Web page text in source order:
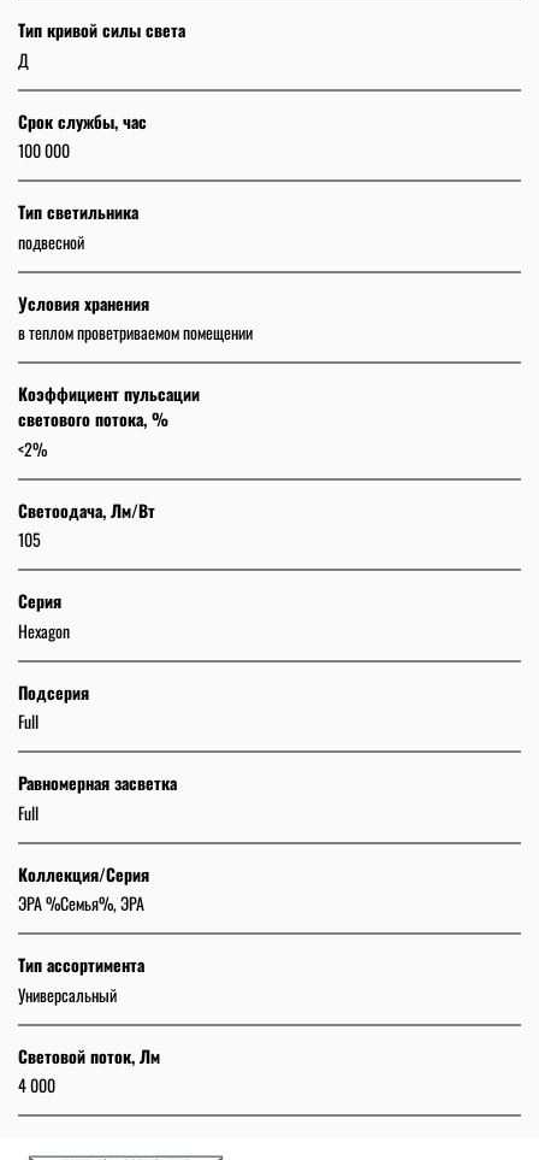
Тип кривой силы света
Д
Срок службы, час
100 000
Тип светильника
подвесной
Условия хранения
в теплом проветриваемом помещении
Коэффициент пульсации
светового потока, %
<2%
Светоодача, Лм/Вт
105
Серия
Hexagon
Подсерия
Full
Равномерная засветка
Full
Коллекция/Серия
ЭРА %Семья%, ЭРА
Тип ассортимента
Универсальный
Световой поток, Лм
4 000